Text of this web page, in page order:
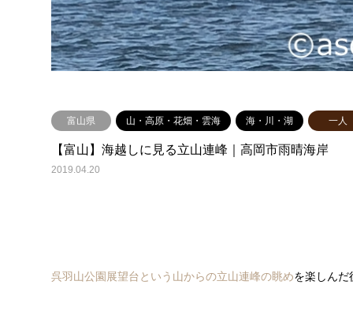
富山県 山・高原・花畑・雲海 海・川・湖 一人
【富山】海越しに見る立山連峰｜高岡市雨晴海岸
2019.04.20
呉羽山公園展望台という山からの立山連峰の眺めを楽しんだ